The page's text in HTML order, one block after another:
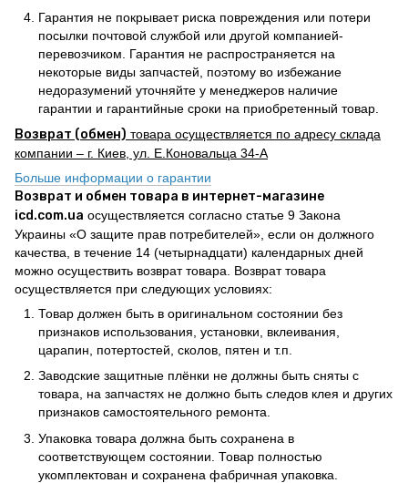
Гарантия не покрывает риска повреждения или потери
посылки почтовой службой или другой компанией-
перевозчиком. Гарантия не распространяется на
некоторые виды запчастей, поэтому во избежание
недоразумений уточняйте у менеджеров наличие
гарантии и гарантийные сроки на приобретенный товар.
Возврат (обмен) товара осуществляется по адресу склада
компании – г. Киев, ул. Е.Коновальца 34-А
Больше информации о гарантии
Возврат и обмен товара в интернет-магазине
icd.com.ua осуществляется согласно статье 9 Закона
Украины «О защите прав потребителей», если он должного
качества, в течение 14 (четырнадцати) календарных дней
можно осуществить возврат товара. Возврат товара
осуществляется при следующих условиях:
Товар должен быть в оригинальном состоянии без
признаков использования, установки, вклеивания,
царапин, потертостей, сколов, пятен и т.п.
Заводские защитные плёнки не должны быть сняты с
товара, на запчастях не должно быть следов клея и других
признаков самостоятельного ремонта.
Упаковка товара должна быть сохранена в
соответствующем состоянии. Товар полностью
укомплектован и сохранена фабричная упаковка.